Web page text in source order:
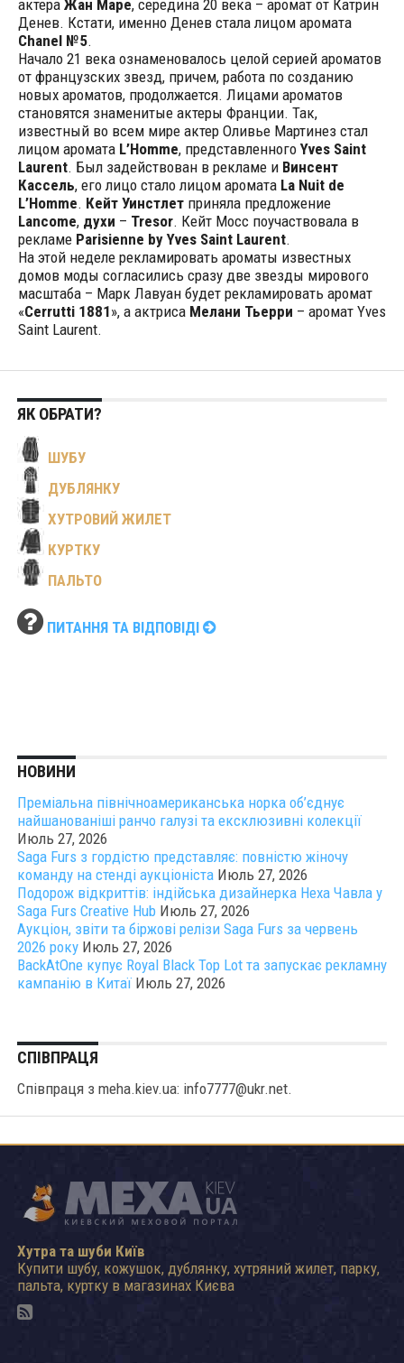
актера Жан Маре, середина 20 века – аромат от Катрин
Денев. Кстати, именно Денев стала лицом аромата
Chanel №5.
Начало 21 века ознаменовалось целой серией ароматов
от французских звезд, причем, работа по созданию
новых ароматов, продолжается. Лицами ароматов
становятся знаменитые актеры Франции. Так,
известный во всем мире актер Оливье Мартинез стал
лицом аромата L’Homme, представленного Yves Saint
Laurent. Был задействован в рекламе и Винсент
Кассель, его лицо стало лицом аромата La Nuit de
L’Homme. Кейт Уинстлетприняла предложение
Lancome, духи – Tresor. Кейт Мосс поучаствовала в
рекламе Parisienne by Yves Saint Laurent.
На этой неделе рекламировать ароматы известных
домов моды согласились сразу две звезды мирового
масштаба – Марк Лавуан будет рекламировать аромат
«Cerrutti 1881», а актриса Мелани Тьерри – аромат Yves
Saint Laurent.
ЯК ОБРАТИ?
ШУБУ
ДУБЛЯНКУ
ХУТРОВИЙ ЖИЛЕТ
КУРТКУ
ПАЛЬТО
ПИТАННЯ ТА ВІДПОВІДІ
НОВИНИ
Преміальна північноамериканська норка об’єднує
найшанованіші ранчо галузі та ексклюзивні колекції
Июль 27, 2026
Saga Furs з гордістю представляє: повністю жіночу
команду на стенді аукціоніста Июль 27, 2026
Подорож відкриттів: індійська дизайнерка Неха Чавла у
Saga Furs Creative Hub Июль 27, 2026
Аукціон, звіти та біржові релізи Saga Furs за червень
2026 року Июль 27, 2026
BackAtOne купує Royal Black Top Lot та запускає рекламну
кампанію в Китаї Июль 27, 2026
СПІВПРАЦЯ
Співпраця з meha.kiev.ua: info7777@ukr.net.
Хутра та шуби Київ
Купити шубу, кожушок, дублянку, хутряний жилет, парку,
пальта, куртку в магазинах Києва